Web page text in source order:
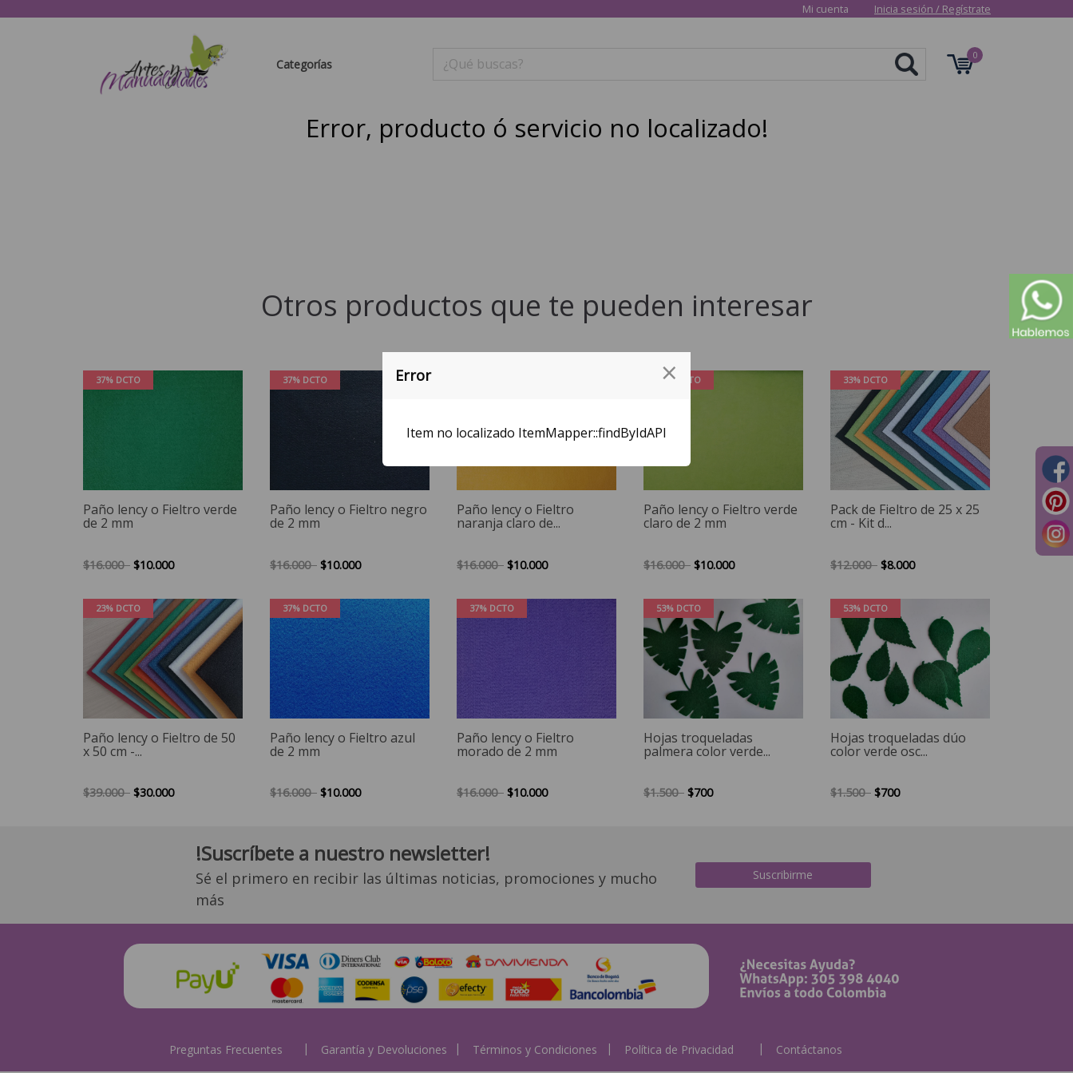
Mi cuenta Inicia sesión / Regístrate
Categorías
0
Error, producto ó servicio no localizado!
Otros productos que te pueden interesar
37% DCTO
Paño lency o Fieltro verde
de 2 mm
$16.000 $10.000
37% DCTO
Paño lency o Fieltro negro
de 2 mm
$16.000 $10.000
Paño lency o Fieltro
naranja claro de...
$16.000 $10.000
37% DCTO
Paño lency o Fieltro verde
claro de 2 mm
$16.000 $10.000
33% DCTO
Pack de Fieltro de 25 x 25
cm - Kit d...
$12.000 $8.000
23% DCTO
Paño lency o Fieltro de 50
x 50 cm -...
$39.000 $30.000
37% DCTO
Paño lency o Fieltro azul
de 2 mm
$16.000 $10.000
37% DCTO
Paño lency o Fieltro
morado de 2 mm
$16.000 $10.000
53% DCTO
Hojas troqueladas
palmera color verde...
$1.500 $700
53% DCTO
Hojas troqueladas dúo
color verde osc...
$1.500 $700
!Suscríbete a nuestro newsletter!
Sé el primero en recibir las últimas noticias, promociones y mucho
más
Suscribirme
Preguntas Frecuentes Garantía y Devoluciones Términos y Condiciones Política de Privacidad Contáctanos
Error ×
Item no localizado ItemMapper::findByIdAPI